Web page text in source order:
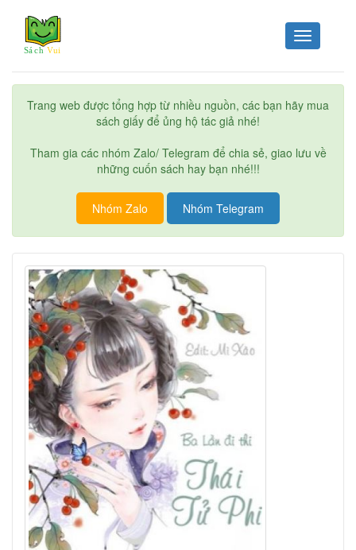
Toggle
navigation
Trang web được tổng hợp từ nhiều nguồn, các bạn hãy mua
sách giấy để ủng hộ tác giả nhé!
Tham gia các nhóm Zalo/ Telegram để chia sẻ, giao lưu về
những cuốn sách hay bạn nhé!!!
Nhóm Zalo Nhóm Telegram